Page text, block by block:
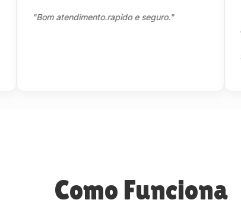
"Bom atendimento.rapido e seguro."
com
vcs
Como Funciona